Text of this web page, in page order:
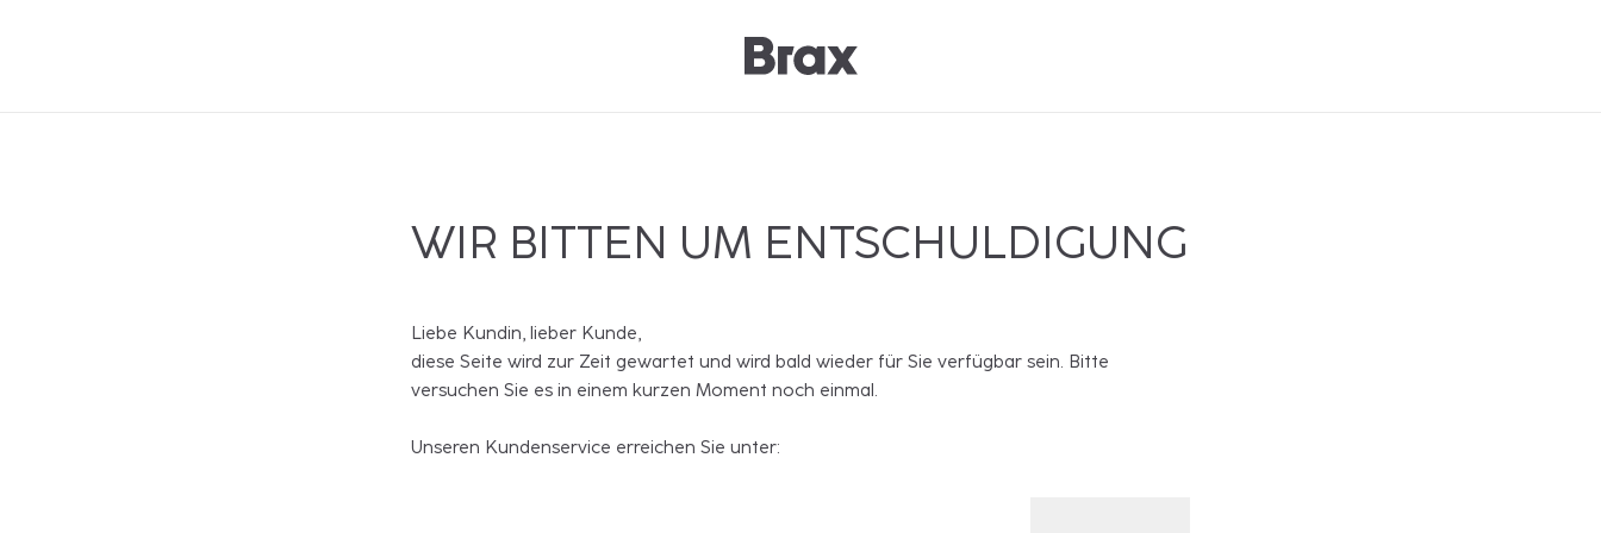
WIR BITTEN UM ENTSCHULDIGUNG
Liebe Kundin, lieber Kunde,
diese Seite wird zur Zeit gewartet und wird bald wieder für Sie verfügbar sein. Bitte
versuchen Sie es in einem kurzen Moment noch einmal.
Unseren Kundenservice erreichen Sie unter: